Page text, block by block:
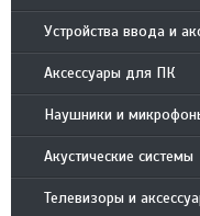
Устройства ввода и
Аксессуары для ПК
Наушники и
Акустические системы
Телевизоры и